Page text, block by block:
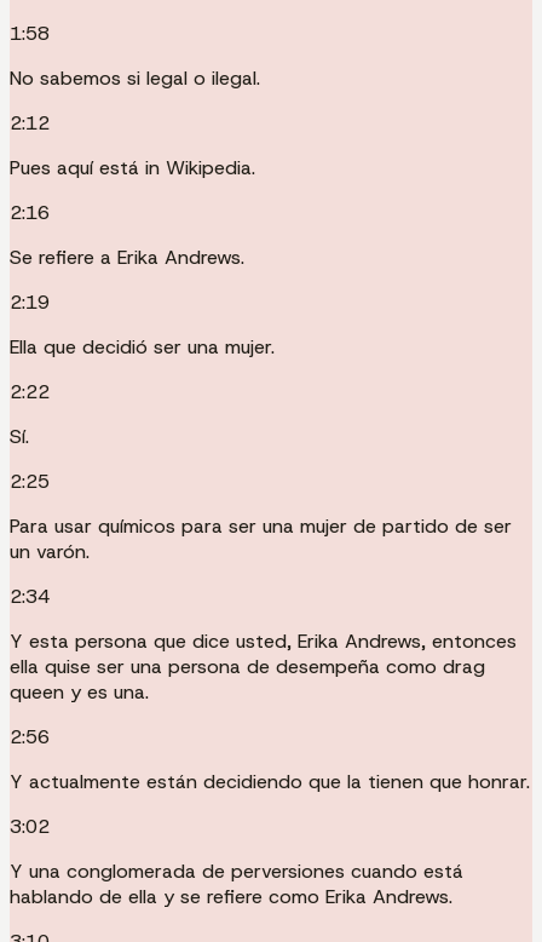
1:58
No sabemos si legal o ilegal.
2:12
Pues aquí está in Wikipedia.
2:16
Se refiere a Erika Andrews.
2:19
Ella que decidió ser una mujer.
2:22
Sí.
2:25
Para usar químicos para ser una mujer de partido de ser
un varón.
2:34
Y esta persona que dice usted, Erika Andrews, entonces
ella quise ser una persona de desempeña como drag
queen y es una.
2:56
Y actualmente están decidiendo que la tienen que honrar.
3:02
Y una conglomerada de perversiones cuando está
hablando de ella y se refiere como Erika Andrews.